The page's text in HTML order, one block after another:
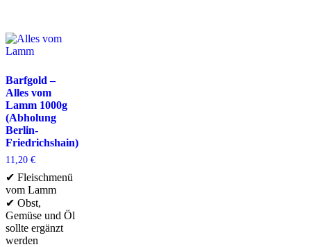
Barfgold –
Alles vom
Lamm 1000g
(Abholung
Berlin-
Friedrichshain)
11,20 €
✔ Fleischmenü
vom Lamm
✔ Obst,
Gemüse und Öl
sollte ergänzt
werden